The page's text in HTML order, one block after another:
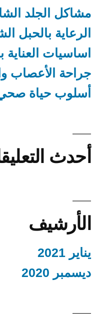
مشاكل الجلد
الرعاية بالحبل
اساسيات العناية
جراحة الأعصاب
أسلوب حياة
أحدث
الأرشيف
يناير 2021
ديسمبر 2020